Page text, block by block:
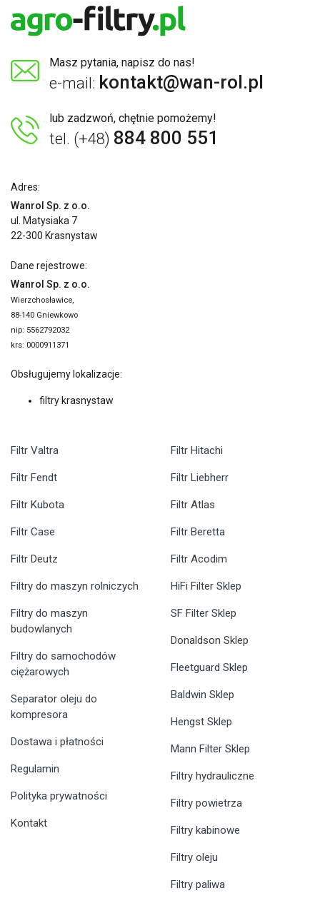
Masz pytania, napisz do nas!
e-mail: kontakt@wan-rol.pl
lub zadzwoń, chętnie pomożemy!
tel. (+48) 884 800 551
Adres:
Wanrol Sp. z o.o.
ul. Matysiaka 7
22-300 Krasnystaw
Dane rejestrowe:
Wanrol Sp. z o.o.
Wierzchosławice,
88-140 Gniewkowo
nip: 5562792032
krs: 0000911371
Obsługujemy lokalizacje:
filtry krasnystaw
Filtr Valtra
Filtr Fendt
Filtr Kubota
Filtr Case
Filtr Deutz
Filtr Hitachi
Filtr Liebherr
Filtr Atlas
Filtr Beretta
Filtr Acodim
Filtry do maszyn rolniczych
Filtry do maszyn
budowlanych
Filtry do samochodów
ciężarowych
Separator oleju do
kompresora
Dostawa i płatności
Regulamin
Polityka prywatności
Kontakt
HiFi Filter Sklep
SF Filter Sklep
Donaldson Sklep
Fleetguard Sklep
Baldwin Sklep
Hengst Sklep
Mann Filter Sklep
Filtry hydrauliczne
Filtry powietrza
Filtry kabinowe
Filtry oleju
Filtry paliwa